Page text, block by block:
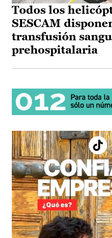
Todos los
SESCAM
transfusión
prehospitalaria